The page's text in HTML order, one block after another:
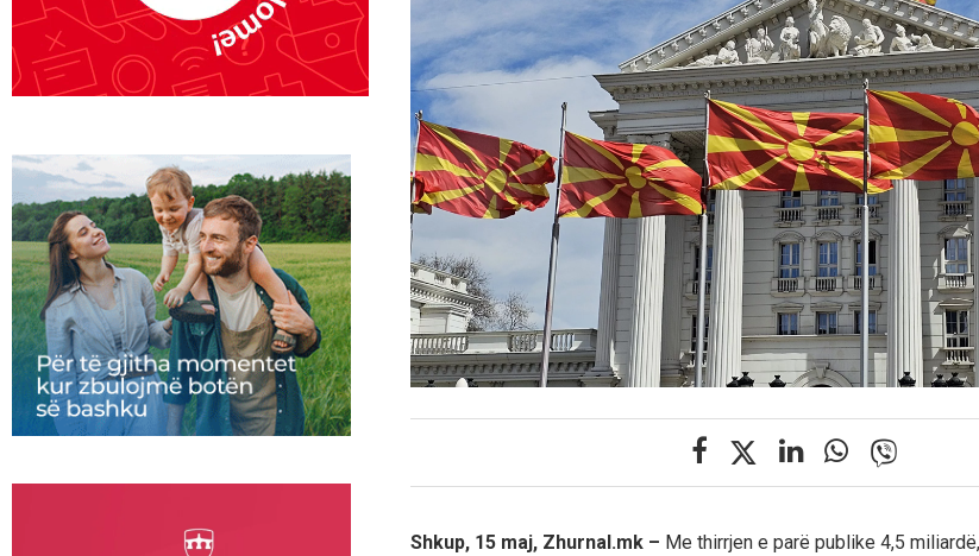
Shkup, 15 maj, Zhurnal.mk – Me thirrjen e parë publike 4,5